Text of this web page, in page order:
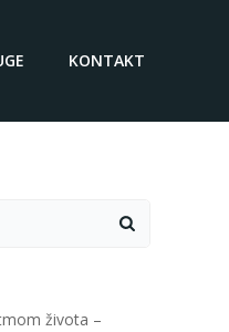
KONTAKT
života –